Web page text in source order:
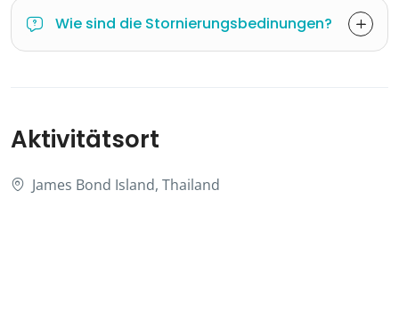
Wie sind die Stornierungsbedinungen?
Aktivitätsort
James Bond Island, Thailand